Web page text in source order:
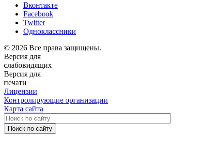
Вконтакте
Facebook
Twitter
Одноклассники
© 2026 Все права защищены.
Версия для
слабовидящих
Версия для
печати
Лицензии
Контролирующие организации
Карта сайта
Поиск по сайту